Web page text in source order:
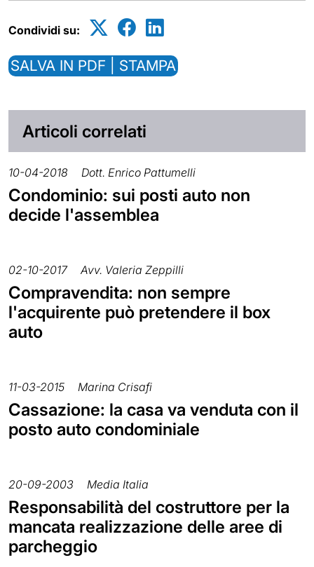
Condividi su:
SALVA IN PDF | STAMPA
Articoli correlati
10-04-2018 Dott. Enrico Pattumelli
Condominio: sui posti auto non
decide l'assemblea
02-10-2017 Avv. Valeria Zeppilli
Compravendita: non sempre
l'acquirente può pretendere il box
auto
11-03-2015 Marina Crisafi
Cassazione: la casa va venduta con il
posto auto condominiale
20-09-2003 Media Italia
Responsabilità del costruttore per la
mancata realizzazione delle aree di
parcheggio